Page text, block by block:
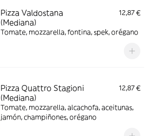
Pizza Valdostana
(Mediana)
12,87 €
Tomate, mozzarella, fontina, spek, orégano
Pizza Quattro Stagioni
(Mediana)
12,87 €
Tomate, mozzarella, alcachofa, aceitunas,
jamón, champiñones, orégano